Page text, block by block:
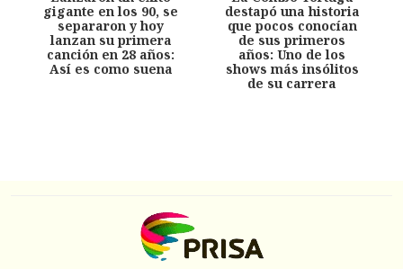
gigante en los 90, se
separaron y hoy
lanzan su primera
canción en 28 años:
Así es como suena
destapó una historia
que pocos conocían
de sus primeros
años: Uno de los
shows más insólitos
de su carrera